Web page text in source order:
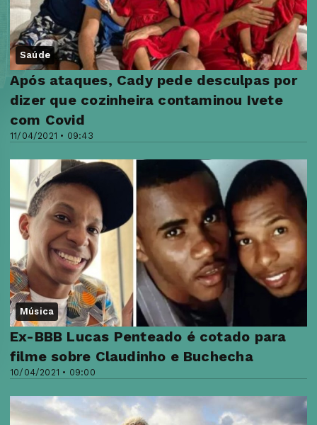
Saúde
11/04/2021 • 09:43
Após ataques, Cady pede desculpas por
dizer que cozinheira contaminou Ivete
com Covid
Música
10/04/2021 • 09:00
Ex-BBB Lucas Penteado é cotado para
filme sobre Claudinho e Buchecha